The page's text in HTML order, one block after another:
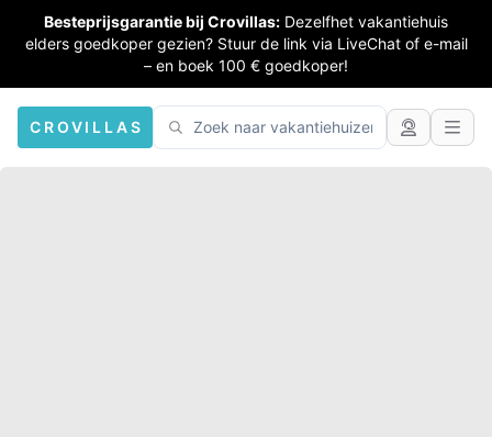
Besteprijsgarantie bij Crovillas: Dezelfhet vakantiehuis
elders goedkoper gezien? Stuur de link via LiveChat of e-mail
– en boek 100 € goedkoper!
CROVILLAS